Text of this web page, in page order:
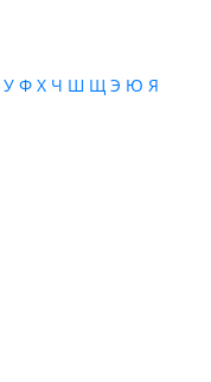
У Ф Х Ч Ш Щ Э Ю Я